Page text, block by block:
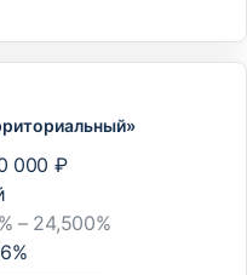
000 ₽
– 24,500%
%